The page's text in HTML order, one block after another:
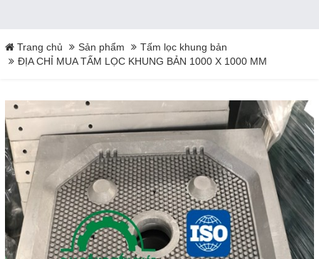
Trang chủ Sản phẩm
Tấm lọc khung bản
ĐỊA CHỈ MUA TẤM LỌC KHUNG BẢN 1000 X 1000 MM